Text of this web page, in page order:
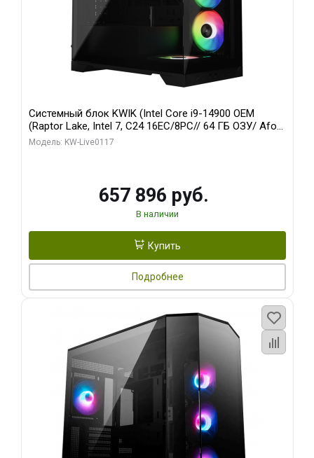
Системный блок KWIK (Intel Core i9-14900 OEM
(Raptor Lake, Intel 7, C24 16EC/8PC// 64 ГБ ОЗУ/ Afox
RTX4090 24GB GDDR6X 384-Bit 3xDP HDMI ATX Turbo/
Модель: KW-Live0117
657 896 руб.
В наличии
Купить
Подробнее